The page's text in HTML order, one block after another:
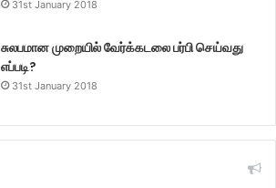
31st January 2018
சுலபமான முறையில் வேர்க்கடலை பர்பி செய்வது
எப்படி?
31st January 2018